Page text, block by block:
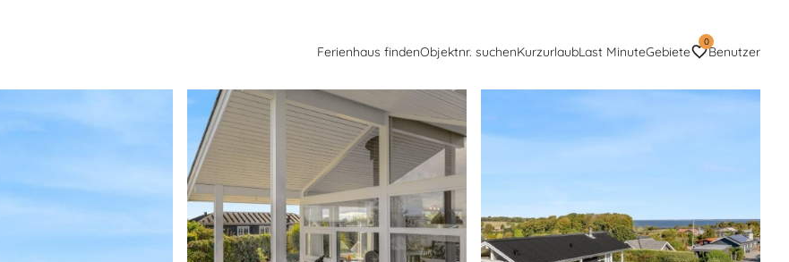
Ferienhaus findenObjektnr. suchenKurzurlaubLast MinuteGebiete
0
Benutzer